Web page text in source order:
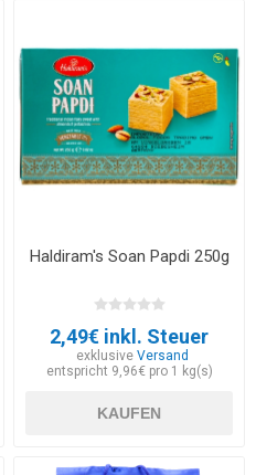
Haldiram's Soan Papdi 250g
2,49€ inkl. Steuer
exklusive Versand
entspricht 9,96€ pro 1 kg(s)
KAUFEN